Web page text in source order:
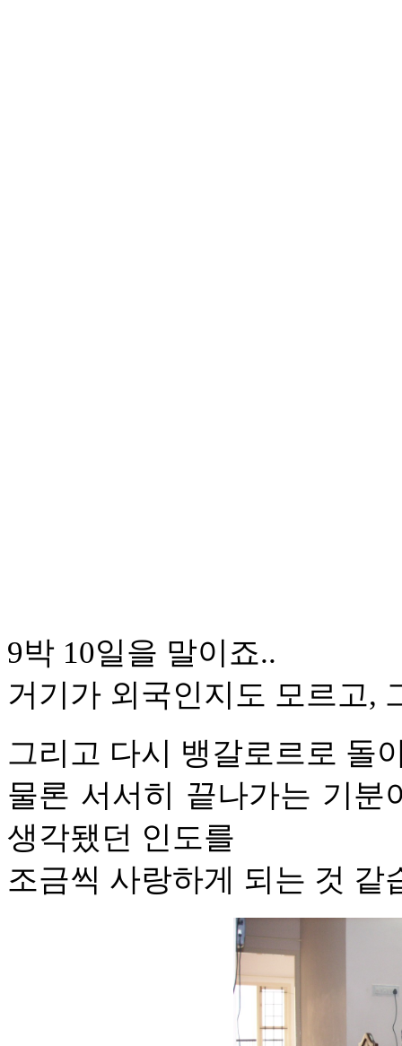
9박 10일을 말이죠..
거기가 외국인지도 모르고,
그리고 다시 뱅갈로르로 돌
물론 서서히 끝나가는 기분
생각됐던 인도를
조금씩 사랑하게 되는 것 같